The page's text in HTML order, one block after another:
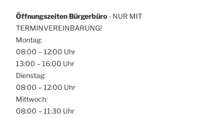
Öffnungszeiten Bürgerbüro - NUR MIT
TERMINVEREINBARUNG!
Montag:
08:00 – 12:00 Uhr
13:00 – 16:00 Uhr
Dienstag:
08:00 – 12:00 Uhr
Mittwoch:
08:00 – 11:30 Uhr